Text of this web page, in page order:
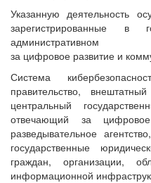
Указанную деятельность
зарегистрированные в
за цифровое развитие и
Система
правительство,
центральный
отвечающий за
разведывательное
государственные
граждан, организации,
информационной